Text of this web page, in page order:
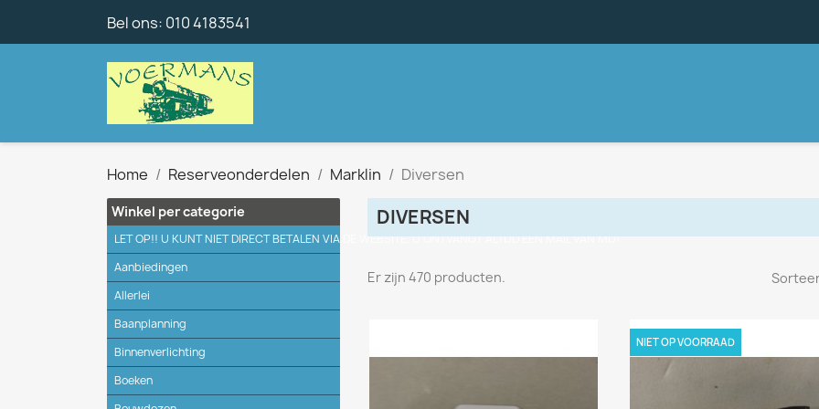
Bel ons: 010 4183541
Home Reserveonderdelen Marklin Diversen
Winkel per categorie
LET OP!! U KUNT NIET DIRECT BETALEN VIA DE WEBSITE, U ONTVANGT ALTIJD EEN MAIL VAN MIJ!
Aanbiedingen
Allerlei
Baanplanning
Binnenverlichting
Boeken
DIVERSEN
Er zijn 470 producten.
NIET OP VOORRAAD